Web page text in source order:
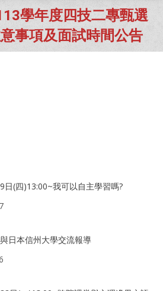
學年度四技二專甄選
事項及面試時間公告
You are here:
日(四)13:00~我可以自主學習嗎?
日本信州大學交流報導